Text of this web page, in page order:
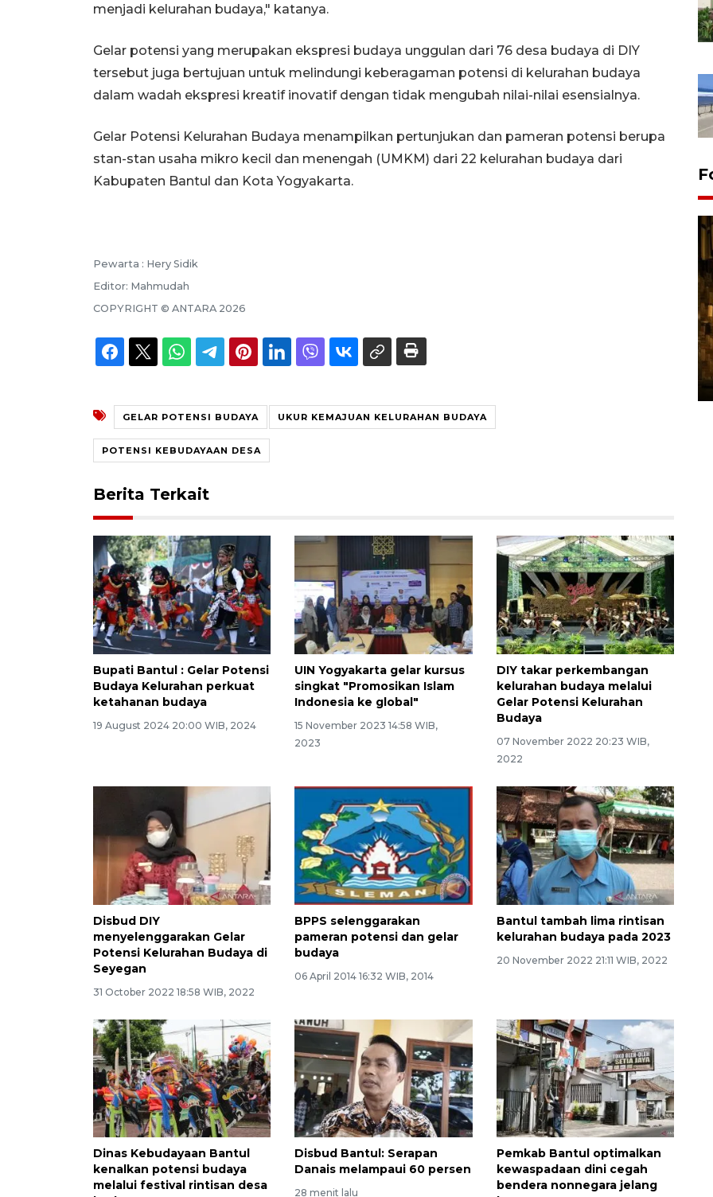
menjadi kelurahan budaya," katanya.
Gelar potensi yang merupakan ekspresi budaya unggulan dari 76 desa budaya di DIY
tersebut juga bertujuan untuk melindungi keberagaman potensi di kelurahan budaya
dalam wadah ekspresi kreatif inovatif dengan tidak mengubah nilai-nilai esensialnya.
Gelar Potensi Kelurahan Budaya menampilkan pertunjukan dan pameran potensi berupa
stan-stan usaha mikro kecil dan menengah (UMKM) dari 22 kelurahan budaya dari
Kabupaten Bantul dan Kota Yogyakarta.
Pewarta : Hery Sidik
Editor: Mahmudah
COPYRIGHT © ANTARA 2026
GELAR POTENSI BUDAYA UKUR KEMAJUAN KELURAHAN BUDAYA
POTENSI KEBUDAYAAN DESA
Berita Terkait
Bupati Bantul : Gelar Potensi
Budaya Kelurahan perkuat
ketahanan budaya
19 August 2024 20:00 WIB, 2024
UIN Yogyakarta gelar kursus
singkat "Promosikan Islam
Indonesia ke global"
15 November 2023 14:58 WIB,
2023
DIY takar perkembangan
kelurahan budaya melalui
Gelar Potensi Kelurahan
Budaya
07 November 2022 20:23 WIB,
2022
Disbud DIY
menyelenggarakan Gelar
Potensi Kelurahan Budaya di
Seyegan
31 October 2022 18:58 WIB, 2022
BPPS selenggarakan
pameran potensi dan gelar
budaya
06 April 2014 16:32 WIB, 2014
Bantul tambah lima rintisan
kelurahan budaya pada 2023
20 November 2022 21:11 WIB, 2022
Dinas Kebudayaan Bantul
kenalkan potensi budaya
melalui festival rintisan desa
Disbud Bantul: Serapan
Danais melampaui 60 persen
28 menit lalu
Pemkab Bantul optimalkan
kewaspadaan dini cegah
bendera nonnegara jelang